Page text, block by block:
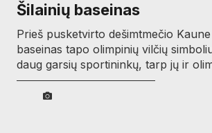
Šilainių baseinas
Prieš pusketvirto dešimtmečio Kaune
baseinas tapo olimpinių vilčių
daug garsių sportininkų, tarp jų ir